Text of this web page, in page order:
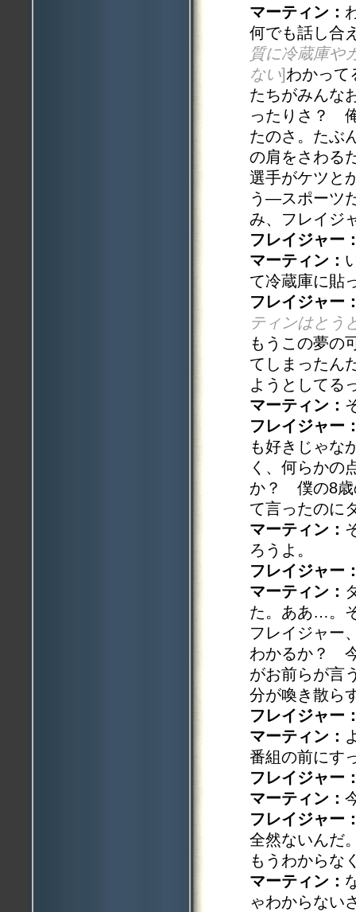
マーティン：
何でも話し合
質に冷蔵庫や
ない]わかって
たちがみんな
ったりさ？
たのさ。たぶ
の肩をさわる
選手がケツと
う—スポーツ
み、フレイジ
フレイジャー
マーティン：
て冷蔵庫に貼
フレイジャー
ティンはとう
もうこの夢の
てしまったん
ようとしてる
マーティン：
フレイジャー
も好きじゃな
く、何らかの
か？ 僕の8歳
て言ったのに
マーティン：
ろうよ。
フレイジャー
マーティン：
た。ああ…。
フレイジャー
わかるか？
がお前らが言
分が喚き散ら
フレイジャー
マーティン：
番組の前にす
フレイジャー
マーティン：
フレイジャー
全然ないんだ
もうわからな
マーティン：
ゃわからない